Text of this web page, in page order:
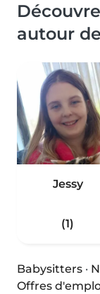
autour
Jessy
(1)
Babysitters ·
Offres